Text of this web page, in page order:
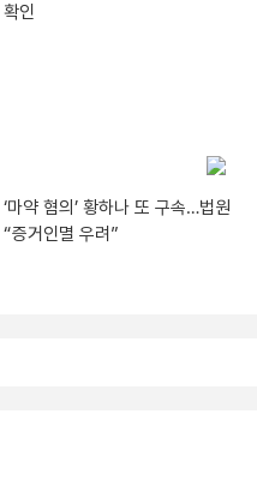
확인
‘마약 혐의’ 황하나 또 구속…법원
“증거인멸 우려”